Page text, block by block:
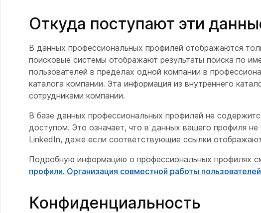
Откуда поступают эти
В данных профессиональных профилей отображаются
поисковые системы отображают результаты поиска по
пользователей в пределах одной компании в
каталога компании. Эта информация из внутреннего
сотрудниками компании.
В базе данных профессиональных профилей не
доступом. Это означает, что в данных вашего профиля
LinkedIn, даже если соответствующие ссылки
Подробную информацию о профессиональных профилях
профили. Организация совместной работы пользователей
Конфиденциальность